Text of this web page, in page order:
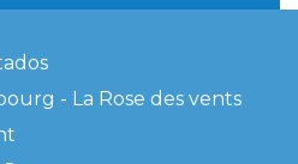
- La Rose des vents